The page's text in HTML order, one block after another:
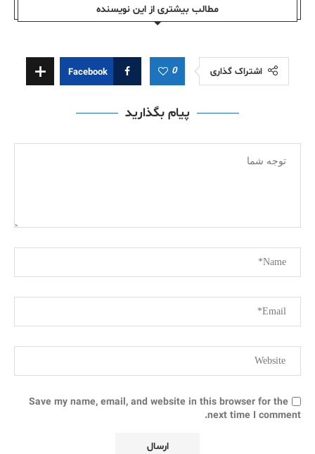
مطالب بیشتری از این نویسندە
اشتراک گذاری 0
Facebook
پیام بگذارید
Save my name, email, and website in this browser for the
next time I comment.